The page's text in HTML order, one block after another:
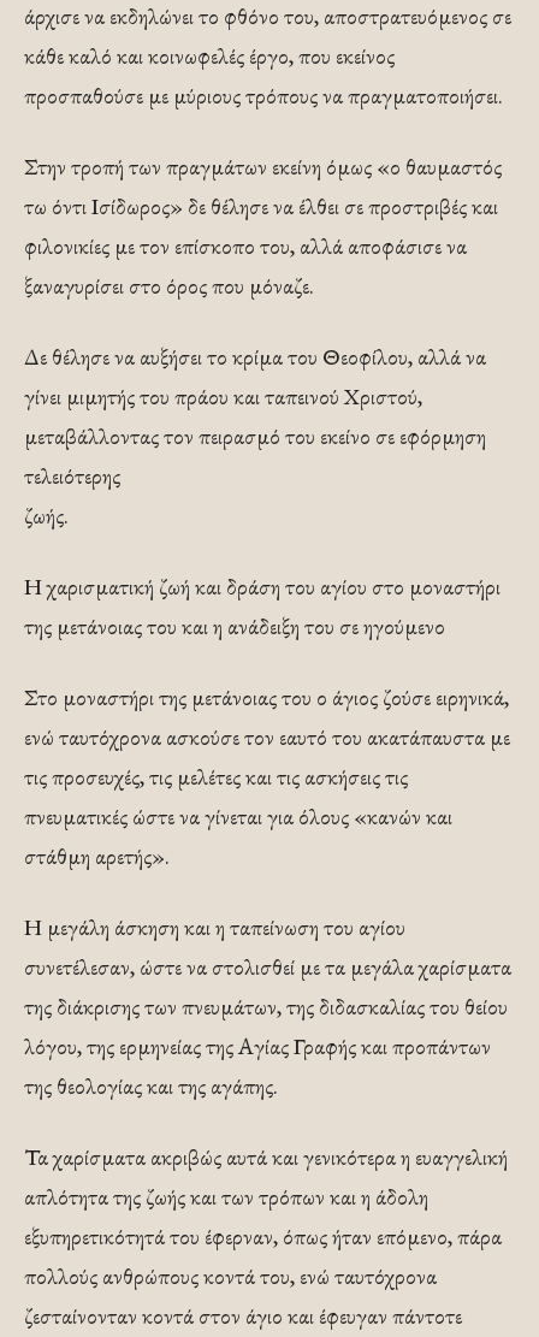
άρχισε να εκδηλώνει το φθόνο του, αποστρατευόμενος σε
κάθε καλό και κοινωφελές έργο, που εκείνος
προσπαθούσε με μύριους τρόπους να πραγματοποιήσει.
Στην τροπή των πραγμάτων εκείνη όμως «ο θαυμαστός
τω όντι Ισίδωρος» δε θέλησε να έλθει σε προστριβές και
φιλονικίες με τον επίσκοπο του, αλλά αποφάσισε να
ξαναγυρίσει στο όρος που μόναζε.
Δε θέλησε να αυξήσει το κρίμα του Θεοφίλου, αλλά να
γίνει μιμητής του πράου και ταπεινού Χριστού,
μεταβάλλοντας τον πειρασμό του εκείνο σε εφόρμηση
τελειότερης
ζωής.
Η χαρισματική ζωή και δράση του αγίου στο μοναστήρι
της μετάνοιας του και η ανάδειξη του σε ηγούμενο
Στο μοναστήρι της μετάνοιας του ο άγιος ζούσε ειρηνικά,
ενώ ταυτόχρονα ασκούσε τον εαυτό του ακατάπαυστα με
τις προσευχές, τις μελέτες και τις ασκήσεις τις
πνευματικές ώστε να γίνεται για όλους «κανών και
στάθμη αρετής».
Η μεγάλη άσκηση και η ταπείνωση του αγίου
συνετέλεσαν, ώστε να στολισθεί με τα μεγάλα χαρίσματα
της διάκρισης των πνευμάτων, της διδασκαλίας του θείου
λόγου, της ερμηνείας της Αγίας Γραφής και προπάντων
της θεολογίας και της αγάπης.
Τα χαρίσματα ακριβώς αυτά και γενικότερα η ευαγγελική
απλότητα της ζωής και των τρόπων και η άδολη
εξυπηρετικότητά του έφερναν, όπως ήταν επόμενο, πάρα
πολλούς ανθρώπους κοντά του, ενώ ταυτόχρονα
ζεσταίνονταν κοντά στον άγιο και έφευγαν πάντοτε